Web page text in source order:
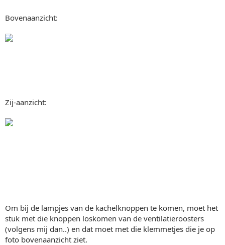
Bovenaanzicht:
Zij-aanzicht:
Om bij de lampjes van de kachelknoppen te komen, moet het
stuk met die knoppen loskomen van de ventilatieroosters
(volgens mij dan..) en dat moet met die klemmetjes die je op
foto bovenaanzicht ziet.